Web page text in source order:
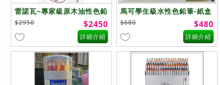
雷諾瓦~專家級原木油性色鉛
筆~120色
$2950 $2450
詳細介紹
馬可學生級水性色鉛筆-紙盒
~72色
$680 $480
詳細介紹